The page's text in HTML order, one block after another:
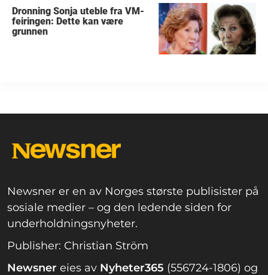
Dronning Sonja uteble fra VM-
feiringen: Dette kan være
grunnen
Newsner er en av Norges største publisister på
sosiale medier – og den ledende siden for
underholdningsnyheter.
Publisher: Christian Ström
Newsner eies av Nyheter365 (556724-1806) og